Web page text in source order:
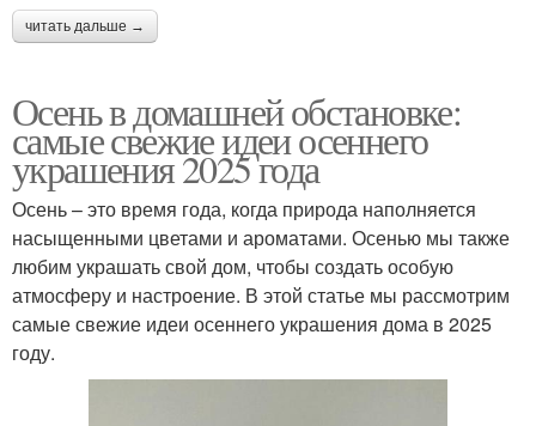
читать дальше →
Осень в домашней обстановке:
самые свежие идеи осеннего
украшения 2025 года
Осень – это время года, когда природа наполняется
насыщенными цветами и ароматами. Осенью мы также
любим украшать свой дом, чтобы создать особую
атмосферу и настроение. В этой статье мы рассмотрим
самые свежие идеи осеннего украшения дома в 2025
году.